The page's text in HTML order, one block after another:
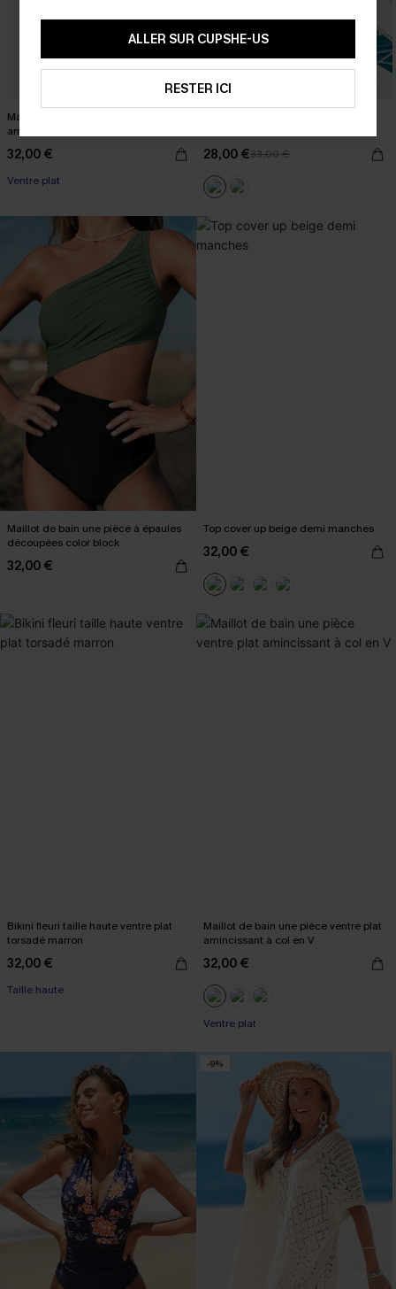
Maillot de bain une pièce ventre plat
amincissant ruché
32,00 €
Ventre plat
28,00 €33,00 €
Maillot de bain une pièce à épaules
découpées color block
32,00 €
Top cover up beige demi manches
32,00 €
Bikini fleuri taille haute ventre plat
torsadé marron
32,00 €
Taille haute
Maillot de bain une pièce ventre plat
amincissant à col en V
32,00 €
Ventre plat
-9%
ALLER SUR CUPSHE-US
RESTER ICI